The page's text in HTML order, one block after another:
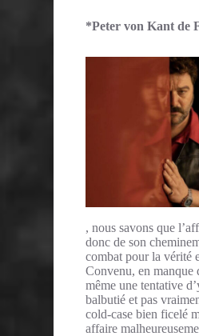
*Peter von Kant de
, nous savons que
donc de son
combat pour la vérité
Convenu, en manque
même une tentative
balbutié et pas
cold-case bien ficelé
affaire